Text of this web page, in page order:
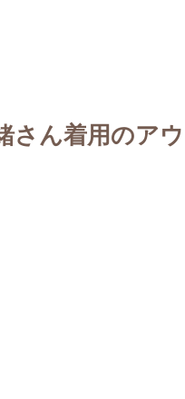
さん着用のアウ